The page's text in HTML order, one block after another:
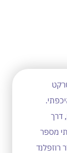
דרך
מספר
רוזפלנד